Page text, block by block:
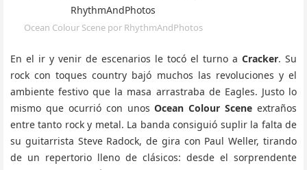
Ocean Colour Scene por RhythmAndPhotos
En el ir y venir de escenarios le tocó el turno a Cracker. Su
rock con toques country bajó muchos las revoluciones y el
ambiente festivo que la masa arrastraba de Eagles. Justo lo
mismo que ocurrió con unosOcean Colour Scene extraños
entre tanto rock y metal. La banda consiguió suplir la falta de
su guitarrista Steve Radock, de gira con Paul Weller, tirando
de un repertorio lleno de clásicos: desde el sorprendente